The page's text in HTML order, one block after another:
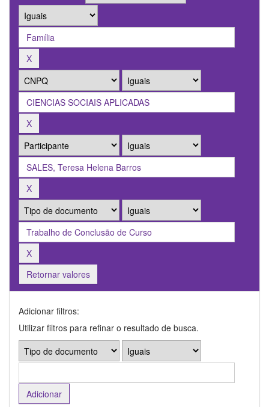
Retornar valores
Adicionar filtros:
Utilizar filtros para refinar o resultado de busca.